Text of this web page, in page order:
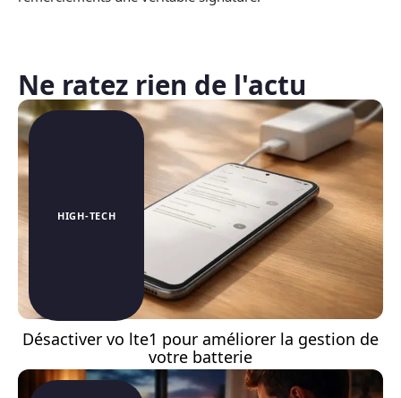
Ne ratez rien de l'actu
HIGH-TECH
Désactiver vo lte1 pour améliorer la gestion de
votre batterie